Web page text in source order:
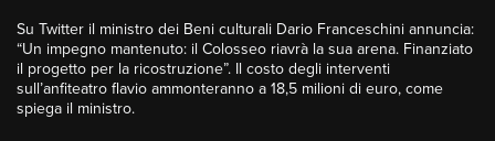
Su Twitter il ministro dei Beni culturali Dario Franceschini annuncia:
“Un impegno mantenuto: il Colosseo riavrà la sua arena. Finanziato
il progetto per la ricostruzione”. Il costo degli interventi
sull’anfiteatro flavio ammonteranno a 18,5 milioni di euro, come
spiega il ministro.